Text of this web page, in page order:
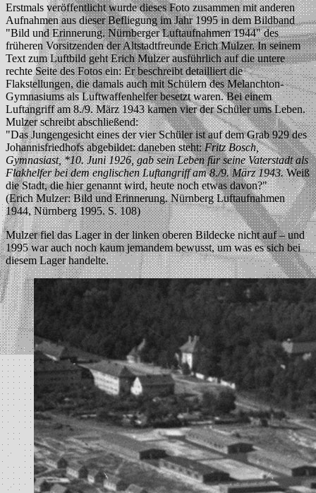
Erstmals veröffentlicht wurde dieses Foto zusammen mit anderen
Aufnahmen aus dieser Befliegung im Jahr 1995 in dem Bildband
"Bild und Erinnerung. Nürnberger Luftaufnahmen 1944" des
früheren Vorsitzenden der Altstadtfreunde Erich Mulzer. In seinem
Text zum Luftbild geht Erich Mulzer ausführlich auf die untere
rechte Seite des Fotos ein: Er beschreibt detailliert die
Flakstellungen, die damals auch mit Schülern des Melanchton-
Gymnasiums als Luftwaffenhelfer besetzt waren. Bei einem
Luftangriff am 8./9. März 1943 kamen vier der Schüler ums Leben.
Mulzer schreibt abschließend:
"Das Jungengesicht eines der vier Schüler ist auf dem Grab 929 des
Johannisfriedhofs abgebildet: daneben steht:Fritz Bosch,
Gymnasiast, *10. Juni 1926, gab sein Leben für seine Vaterstadt als
Flakhelfer bei dem englischen Luftangriff am 8./9. März 1943.Weiß
die Stadt, die hier genannt wird, heute noch etwas davon?"
(Erich Mulzer: Bild und Erinnerung. Nürnberg Luftaufnahmen
1944, Nürnberg 1995. S. 108)
Mulzer fiel das Lager in der linken oberen Bildecke nicht auf – und
1995 war auch noch kaum jemandem bewusst, um was es sich bei
diesem Lager handelte.